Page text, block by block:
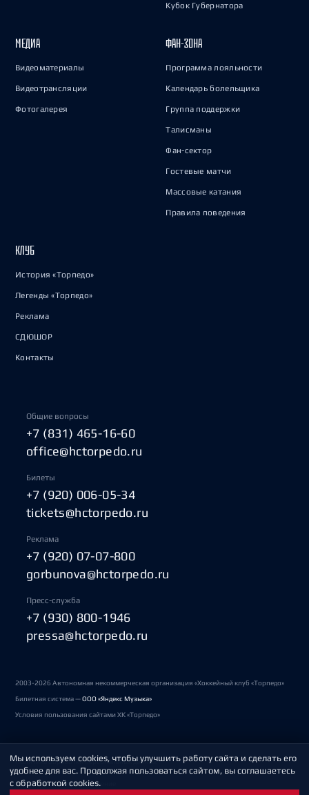
Кубок Губернатора
МЕДИА
Видеоматериалы
Видеотрансляции
Фотогалерея
ФАН-ЗОНА
Программа лояльности
Календарь болельщика
Группа поддержки
Талисманы
Фан-сектор
Гостевые матчи
Массовые катания
Правила поведения
КЛУБ
История «Торпедо»
Легенды «Торпедо»
Реклама
СДЮШОР
Контакты
Общие вопросы
+7 (831) 465-16-60
office@hctorpedo.ru
Билеты
+7 (920) 006-05-34
tickets@hctorpedo.ru
Реклама
+7 (920) 07-07-800
gorbunova@hctorpedo.ru
Пресс-служба
+7 (930) 800-1946
pressa@hctorpedo.ru
2003-2026 Автономная некоммерческая организация «Хоккейный клуб «Торпедо»
Билетная система —ООО «Яндекс Музыка»
Условия пользования сайтами ХК «Торпедо»
Политика обработки персональных данных
Пользовательское соглашение
Мы используем cookies, чтобы улучшить работу сайта и сделать его
удобнее для вас. Продолжая пользоваться сайтом, вы соглашаетесь
с обработкой cookies.